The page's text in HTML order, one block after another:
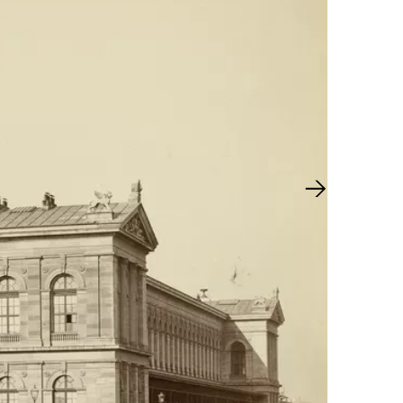
Nächster